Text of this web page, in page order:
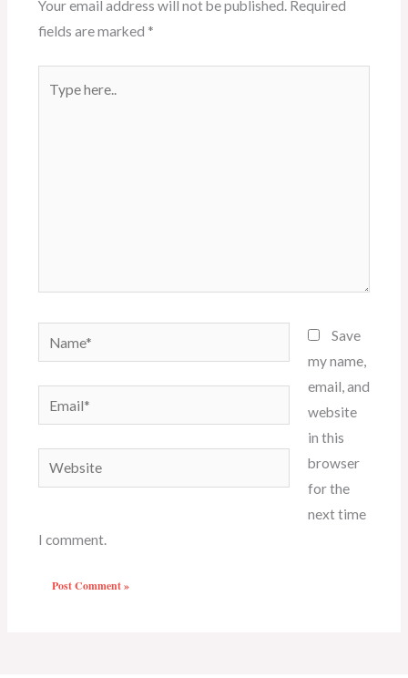
Your email address will not be published. Required
fields are marked *
here..
Name*
Email*
Website
Save
my name,
email, and
website
in this
browser
for the
next time
I comment.